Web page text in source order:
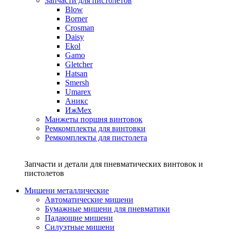
Blow
Borner
Crosman
Daisy
Ekol
Gamo
Gletcher
Hatsan
Smersh
Umarex
Аникс
ИжМех
Манжеты поршня винтовок
Ремкомплекты для винтовки
Ремкомплекты для пистолета
Запчасти и детали для пневматических винтовок и
пистолетов
Мишени металлические
Автоматические мишени
Бумажные мишени для пневматики
Падающие мишени
Силуэтные мишени